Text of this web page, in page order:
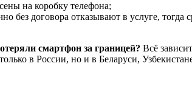
на коробку телефона;
без договора отказывают в услуге,
смартфон за границей? Всё
в России, но и в Беларуси,